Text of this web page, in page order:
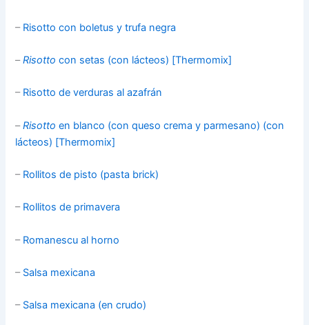
– Risotto con boletus y trufa negra
–Risotto con setas (con lácteos) [Thermomix]
– Risotto de verduras al azafrán
–Risotto en blanco (con queso crema y parmesano) (con
lácteos) [Thermomix]
– Rollitos de pisto (pasta brick)
– Rollitos de primavera
– Romanescu al horno
– Salsa mexicana
– Salsa mexicana (en crudo)